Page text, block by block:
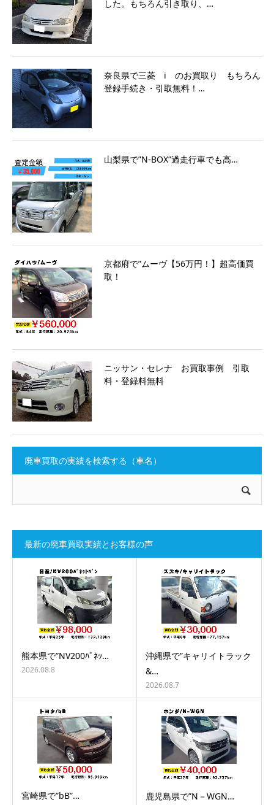
した。もちろん引き取り、…
奈良県で三菱 i のお買取り もちろん
登録手続き・引取無料！…
山梨県で”N-BOX”過走行車でも高…
京都府で”ムーヴ【56万円！】超高価買
取！
ニッサン・セレナ お買取事例 引取
料・登録料無料
廃車買取の実績を検索する（車名）
最新の廃車買取実績とお客様の声
熊本県で”NV200ﾊﾞﾈｯ…
2026.08.8
沖縄県で”キャリイトラック
&…
2026.08.7
宮崎県で”bB”… 鹿児島県で”N－WGN…